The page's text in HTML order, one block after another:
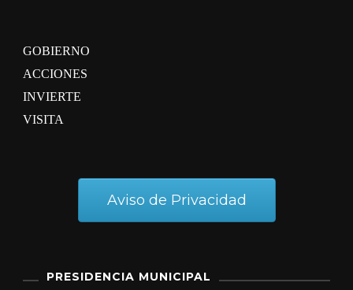
GOBIERNO
ACCIONES
INVIERTE
VISITA
Aviso de Privacidad
PRESIDENCIA MUNICIPAL